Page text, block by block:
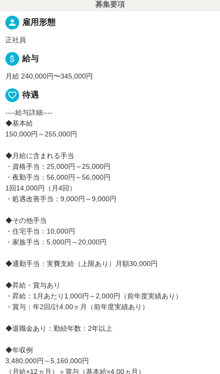
募集要項
person 雇用形態
正社員
attach_money 給与
月給 240,000円〜345,000円
favorite_border 待遇
----給与詳細----
◆基本給
150,000円～255,000円
◆月給に含まれる手当
・資格手当：25,000円～25,000円
・夜勤手当：56,000円～56,000円
1回14,000円（月4回）
・処遇改善手当：9,000円～9,000円
◆その他手当
・住宅手当：10,000円
・家族手当：5,000円～20,000円
◆通勤手当：実費支給（上限あり）月額30,000円
◆昇給・賞与あり
・昇給：1月あたり1,000円～2,000円（前年度実績あり）
・賞与：年2回/計4.00ヶ月（前年度実績あり）
◆退職金あり：勤続年数：2年以上
◆年収例
3,480,000円～5,160,000円
（月給×12ヵ月）＋賞与（基本給×4.00ヵ月）